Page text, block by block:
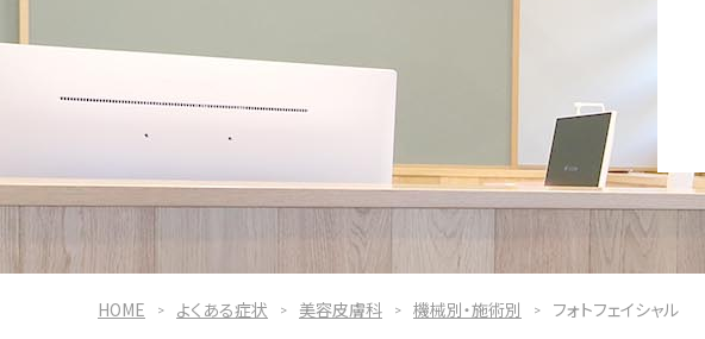
HOME よくある症状 美容皮膚科 機械別・施術別 フォトフェイシャル